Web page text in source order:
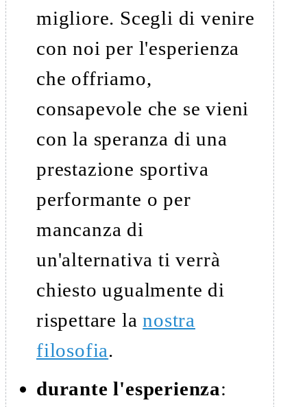
migliore. Scegli di venire
con noi per l'esperienza
che offriamo,
consapevole che se vieni
con la speranza di una
prestazione sportiva
performante o per
mancanza di
un'alternativa ti verrà
chiesto ugualmente di
rispettare lanostra
filosofia.
durante l'esperienza: